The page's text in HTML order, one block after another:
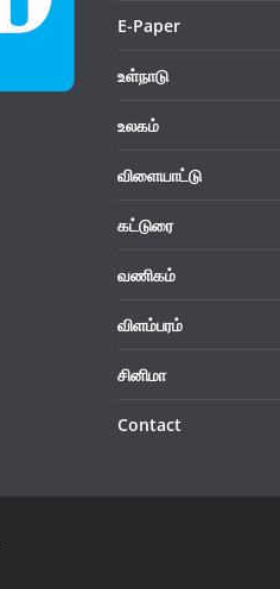
E-Paper
உள்நாடு
உலகம்
விளையாட்டு
கட்டுரை
வணிகம்
விளம்பரம்
சினிமா
Contact